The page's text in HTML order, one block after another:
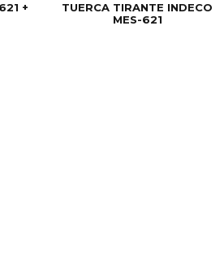
+
TUERCA TIRANTE INDECO
MES-621